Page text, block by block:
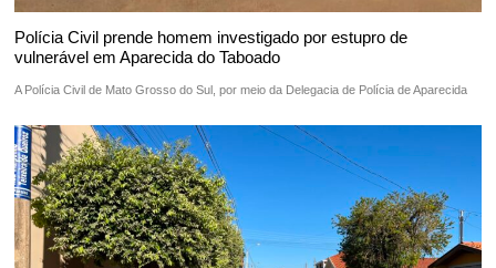
Polícia Civil prende homem investigado por estupro de
vulnerável em Aparecida do Taboado
A Polícia Civil de Mato Grosso do Sul, por meio da Delegacia de Polícia de Aparecida